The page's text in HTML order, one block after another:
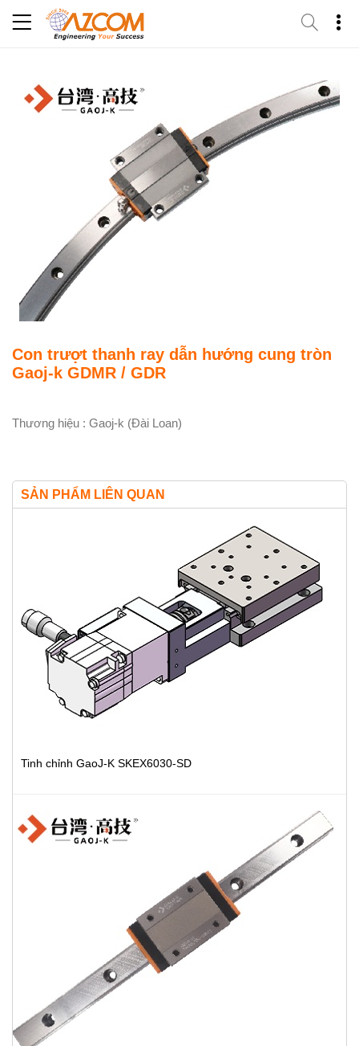
Con trượt thanh ray dẫn hướng cung tròn
Gaoj-k GDMR / GDR
Thương hiệu : Gaoj-k (Đài Loan)
SẢN PHẨM LIÊN QUAN
Tinh chỉnh GaoJ-K SKEX6030-SD